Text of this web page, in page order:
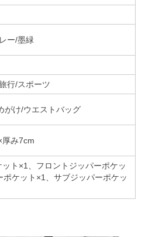
ー/墨緑
行/スポーツ
がけ/ウエストバッグ
み7cm
ト×1、フロントジッパーポケッ
ポケット×1、サブジッパーポケッ